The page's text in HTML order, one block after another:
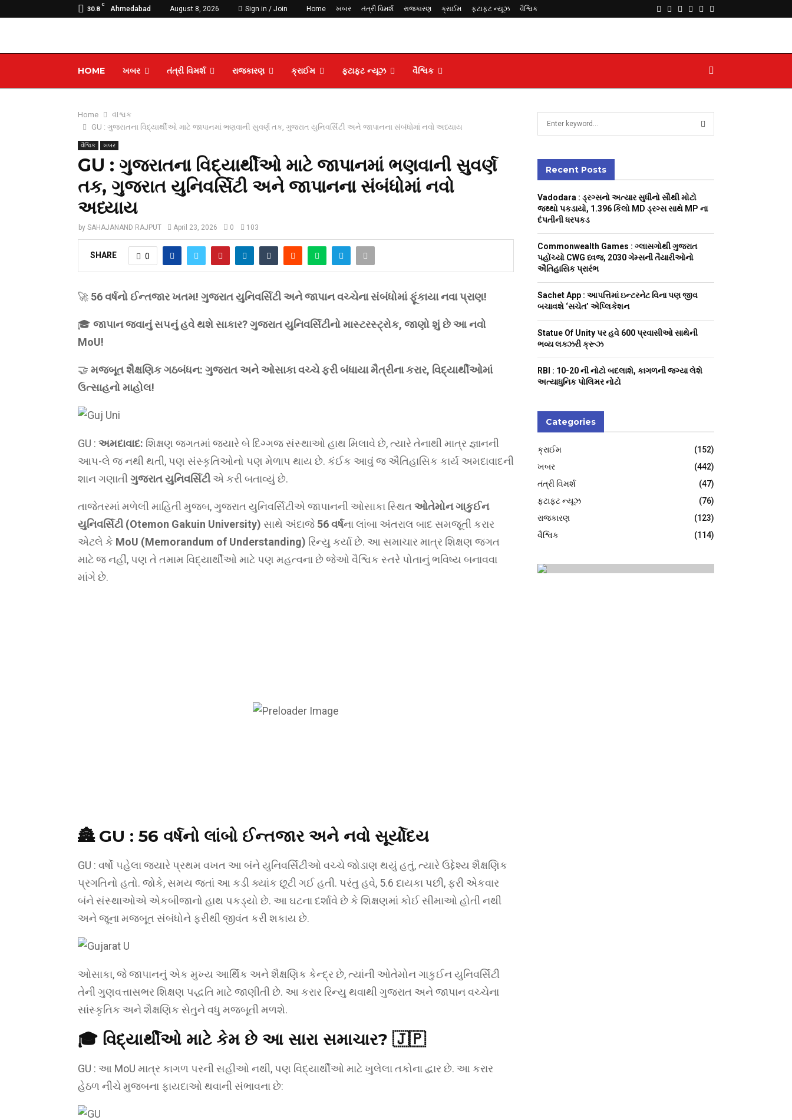
30.8
C
Ahmedabad August 8, 2026 Sign in / Join Home ખબર તંત્રી વિમર્શ રાજકારણ ક્રાઈમ ફટાફટ ન્યૂઝ વૈશ્વિક Facebook
TwitterInstagram
YoutubeTelegram
HOME ખબર તંત્રી વિમર્શ રાજકારણ ક્રાઈમ ફટાફટ ન્યૂઝ વૈશ્વિક
Home
વૈશ્વિક
GU : ગુજરાતના વિદ્યાર્થીઓ માટે જાપાનમાં ભણવાની સુવર્ણ તક, ગુજરાત યુનિવર્સિટી અને જાપાનના સંબંધોમાં નવો અધ્યાય
વૈશ્વિક ખબર
GU : ગુજરાતના વિદ્યાર્થીઓ માટે જાપાનમાં ભણવાની સુવર્ણ
તક, ગુજરાત યુનિવર્સિટી અને જાપાનના સંબંધોમાં નવો
અધ્યાય
by SAHAJANAND RAJPUT April 23, 2026 0 103
SHARE 0
🚀 56 વર્ષનો ઈન્તજાર ખતમ! ગુજરાત યુનિવર્સિટી અને જાપાન વચ્ચેના સંબંધોમાં ફૂંકાયા નવા પ્રાણ!
🎓 જાપાન જવાનું સપનું હવે થશે સાકાર? ગુજરાત યુનિવર્સિટીનો માસ્ટરસ્ટ્રોક, જાણો શું છે આ નવો
MoU!
🤝 મજબૂત શૈક્ષણિક ગઠબંધન: ગુજરાત અને ઓસાકા વચ્ચે ફરી બંધાયા મૈત્રીના કરાર, વિદ્યાર્થીઓમાં
ઉત્સાહનો માહોલ!
GU : અમદાવાદ: શિક્ષણ જગતમાં જ્યારે બે દિગ્ગજ સંસ્થાઓ હાથ મિલાવે છે, ત્યારે તેનાથી માત્ર જ્ઞાનની
આપ-લે જ નથી થતી, પણ સંસ્કૃતિઓનો પણ મેળાપ થાય છે. કંઈક આવું જ ઐતિહાસિક કાર્ય અમદાવાદની
શાન ગણાતીગુજરાત યુનિવર્સિટી એ કરી બતાવ્યું છે.
તાજેતરમાં મળેલી માહિતી મુજબ, ગુજરાત યુનિવર્સિટીએ જાપાનની ઓસાકા સ્થિત ઓતેમોન ગાકુઈન
યુનિવર્સિટી (Otemon Gakuin University) સાથે અંદાજે 56 વર્ષના લાંબા અંતરાલ બાદ સમજૂતી કરાર
એટલે કે MoU (Memorandum of Understanding) રિન્યુ કર્યા છે. આ સમાચાર માત્ર શિક્ષણ જગત
માટે જ નહીં, પણ તે તમામ વિદ્યાર્થીઓ માટે પણ મહત્વના છે જેઓ વૈશ્વિક સ્તરે પોતાનું ભવિષ્ય બનાવવા
માંગે છે.
🏯 GU : 56 વર્ષનો લાંબો ઈન્તજાર અને નવો સૂર્યોદય
GU : વર્ષો પહેલા જ્યારે પ્રથમ વખત આ બંને યુનિવર્સિટીઓ વચ્ચે જોડાણ થયું હતું, ત્યારે ઉદ્દેશ્ય શૈક્ષણિક
પ્રગતિનો હતો. જોકે, સમય જતાં આ કડી ક્યાંક છૂટી ગઈ હતી. પરંતુ હવે, 5.6 દાયકા પછી, ફરી એકવાર
બંને સંસ્થાઓએ એકબીજાનો હાથ પકડ્યો છે. આ ઘટના દર્શાવે છે કે શિક્ષણમાં કોઈ સીમાઓ હોતી નથી
અને જૂના મજબૂત સંબંધોને ફરીથી જીવંત કરી શકાય છે.
ઓસાકા, જે જાપાનનું એક મુખ્ય આર્થિક અને શૈક્ષણિક કેન્દ્ર છે, ત્યાંની ઓતેમોન ગાકુઈન યુનિવર્સિટી
તેની ગુણવત્તાસભર શિક્ષણ પદ્ધતિ માટે જાણીતી છે. આ કરાર રિન્યુ થવાથી ગુજરાત અને જાપાન વચ્ચેના
સાંસ્કૃતિક અને શૈક્ષણિક સેતુને વધુ મજબૂતી મળશે.
🎓 વિદ્યાર્થીઓ માટે કેમ છે આ સારા સમાચાર? 🇯🇵
GU : આ MoU માત્ર કાગળ પરની સહીઓ નથી, પણ વિદ્યાર્થીઓ માટે ખુલેલા તકોના દ્વાર છે. આ કરાર
હેઠળ નીચે મુજબના ફાયદાઓ થવાની સંભાવના છે:
h
f
o
r
Recent Posts
Vadodara : ડ્રગ્સનો અત્યાર સુધીનો સૌથી મોટો
જથ્થો પકડાયો, 1.396 કિલો MD ડ્રગ્સ સાથે MP ના
દંપતીની ધરપકડ
Commonwealth Games : ગ્લાસગોથી ગુજરાત
પહોંચ્યો CWG ધ્વજ, 2030 ગેમ્સની તૈયારીઓનો
ઐતિહાસિક પ્રારંભ
Sachet App : આપત્તિમાં ઇન્ટરનેટ વિના પણ જીવ
બચાવશે ‘સચેત’ એપ્લિકેશન
Statue Of Unity પર હવે 600 પ્રવાસીઓ સાથેની
ભવ્ય લક્ઝરી ક્રૂઝ
RBI : ₹10-20 ની નોટો બદલાશે, કાગળની જગ્યા લેશે
અત્યાધુનિક પોલિમર નોટો
Categories
ક્રાઈમ
(152)
ખબર
(442)
તંત્રી વિમર્શ
(47)
ફટાફટ ન્યૂઝ
(76)
રાજકારણ
(123)
વૈશ્વિક
(114)